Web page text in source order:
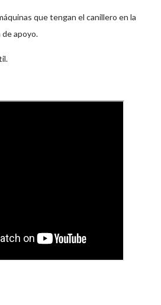
que tengan el canillero en la
apoyo.